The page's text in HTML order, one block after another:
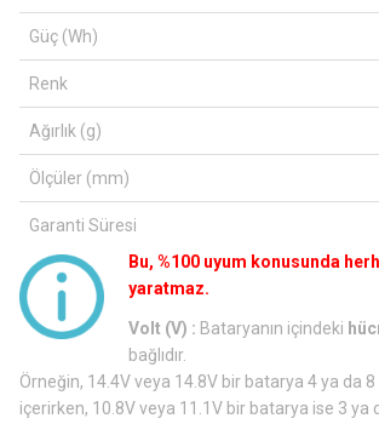
Güç (Wh)
Renk
Ağırlık (g)
Ölçüler (mm)
Garanti Süresi
Bu, %100 uyum konusunda
yaratmaz.
Volt (V) : Bataryanın içindeki
bağlıdır.
Örneğin, 14.4V veya 14.8V bir batarya 4 ya da
içerirken, 10.8V veya 11.1V bir batarya ise 3 ya